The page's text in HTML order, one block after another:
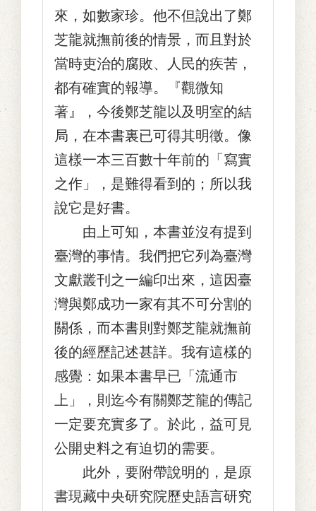
來，如數家珍。他不但說出了鄭
芝龍就撫前後的情景，而且對於
當時吏治的腐敗、人民的疾苦，
都有確實的報導。『觀微知
著』，今後鄭芝龍以及明室的結
局，在本書裏已可得其明徵。像
這樣一本三百數十年前的「寫實
之作」，是難得看到的；所以我
說它是好書。
由上可知，本書並沒有提到
臺灣的事情。我們把它列為臺灣
文獻叢刊之一編印出來，這因臺
灣與鄭成功一家有其不可分割的
關係，而本書則對鄭芝龍就撫前
後的經歷記述甚詳。我有這樣的
感覺：如果本書早已「流通市
上」，則迄今有關鄭芝龍的傳記
一定要充實多了。於此，益可見
公開史料之有迫切的需要。
此外，要附帶說明的，是原
書現藏中央研究院歷史語言研究